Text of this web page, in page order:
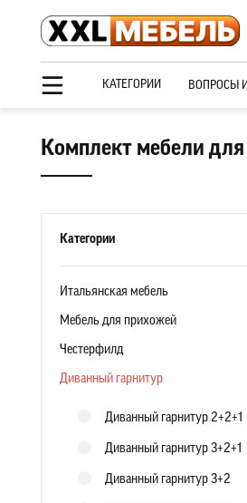
КАТЕГОРИИ ВОПРОСЫ
Комплект мебели для
Категории
Итальянская мебель
Мебель для прихожей
Честерфилд
Диванный гарнитур
Диванный гарнитур 2+2+1
Диванный гарнитур 3+2+1
Диванный гарнитур 3+2